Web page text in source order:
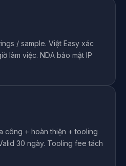
/ sample. Việt Easy xác
làm việc. NDA bảo mật IP
công + hoàn thiện + tooling
30 ngày. Tooling fee tách